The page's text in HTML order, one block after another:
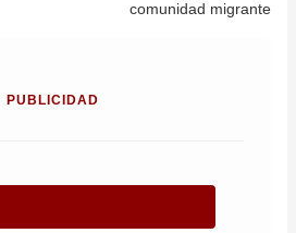
comunidad migrante
PUBLICIDAD